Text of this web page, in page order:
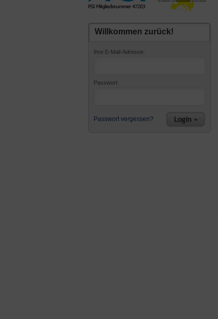
Willkommen zurück!
Ihre E-Mail-Adresse:
Passwort:
Passwort vergessen?